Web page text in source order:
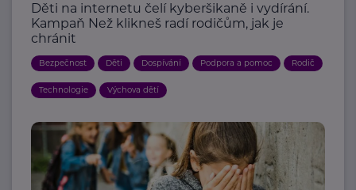
Děti na internetu čelí kyberšikaně i vydírání.
Kampaň Než klikneš radí rodičům, jak je
chránit
Bezpečnost Děti Dospívání Podpora a pomoc Rodič
Technologie Výchova dětí